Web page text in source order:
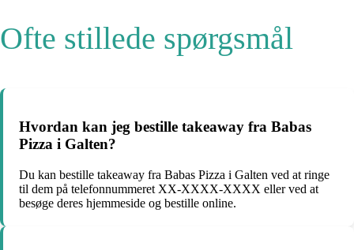
Ofte stillede spørgsmål
Hvordan kan jeg bestille takeaway fra Babas
Pizza i Galten?
Du kan bestille takeaway fra Babas Pizza i Galten ved at ringe
til dem på telefonnummeret XX-XXXX-XXXX eller ved at
besøge deres hjemmeside og bestille online.